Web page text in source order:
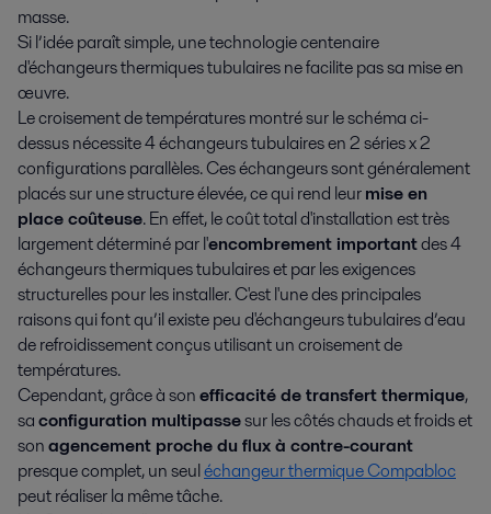
masse.
Si l’idée paraît simple, une technologie centenaire
d'échangeurs thermiques tubulaires ne facilite pas sa mise en
œuvre.
Le croisement de températures montré sur le schéma ci-
dessus nécessite 4 échangeurs tubulaires en 2 séries x 2
configurations parallèles. Ces échangeurs sont généralement
placés sur une structure élevée, ce qui rend leurmise en
place coûteuse. En effet, le coût total d'installation est très
largement déterminé par l'encombrement importantdes 4
échangeurs thermiques tubulaires et par les exigences
structurelles pour les installer. C'est l'une des principales
raisons qui font qu’il existe peu d'échangeurs tubulaires d’eau
de refroidissement conçus utilisant un croisement de
températures.
Cependant, grâce à sonefficacité de transfert thermique,
saconfiguration multipassesur les côtés chauds et froids et
sonagencement proche du flux à contre-courant
presque complet, un seuléchangeur thermique Compabloc
peut réaliser la même tâche.